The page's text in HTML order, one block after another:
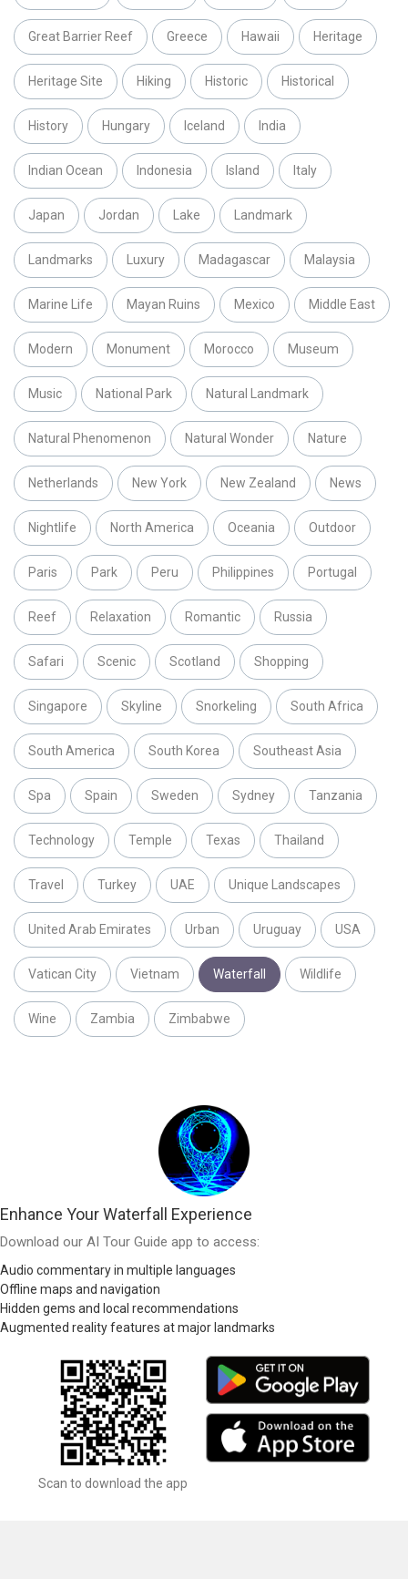
Great Barrier Reef Greece Hawaii Heritage
Heritage Site Hiking Historic Historical
History Hungary Iceland India
Indian Ocean Indonesia Island Italy
Japan Jordan Lake Landmark
Landmarks Luxury Madagascar Malaysia
Marine Life Mayan Ruins Mexico Middle East
Modern Monument Morocco Museum
Music National Park Natural Landmark
Natural Phenomenon Natural Wonder Nature
Netherlands New York New Zealand News
Nightlife North America Oceania Outdoor
Paris Park Peru Philippines Portugal
Reef Relaxation Romantic Russia
Safari Scenic Scotland Shopping
Singapore Skyline Snorkeling South Africa
South America South Korea Southeast Asia
Spa Spain Sweden Sydney Tanzania
Technology Temple Texas Thailand
Travel Turkey UAE Unique Landscapes
United Arab Emirates Urban Uruguay USA
Vatican City Vietnam Waterfall Wildlife
Wine Zambia Zimbabwe
Enhance Your Waterfall Experience
Download our AI Tour Guide app to access:
Audio commentary in multiple languages
Offline maps and navigation
Hidden gems and local recommendations
Augmented reality features at major landmarks
Scan to download the app